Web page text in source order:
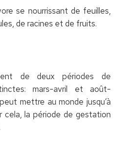
se nourrissant de feuilles,
de racines et de fruits.
de deux périodes de
mars-avril et août-
mettre au monde jusqu’à
cela, la période de gestation